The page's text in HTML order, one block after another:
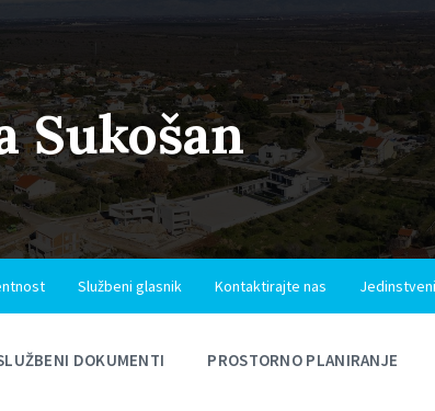
Sukošan
Službeni glasnik Kontaktirajte nas
DOKUMENTI PROSTORNO PLANIRANJE